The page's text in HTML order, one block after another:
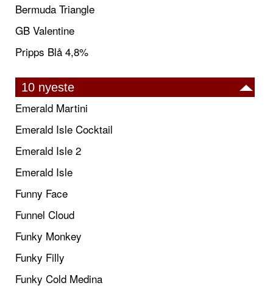
Bermuda Triangle
GB Valentine
Pripps Blå 4,8%
10 nyeste
Emerald Martini
Emerald Isle Cocktail
Emerald Isle 2
Emerald Isle
Funny Face
Funnel Cloud
Funky Monkey
Funky Filly
Funky Cold Medina